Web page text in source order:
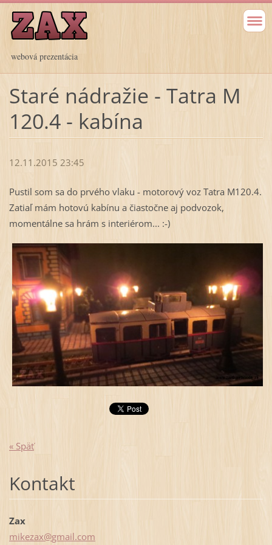
webová prezentácia
Staré nádražie - Tatra M
120.4 - kabína
12.11.2015 23:45
Pustil som sa do prvého vlaku - motorový voz Tatra M120.4.
Zatiaľ mám hotovú kabínu a čiastočne aj podvozok,
momentálne sa hrám s interiérom... :-)
« Späť
Kontakt
Zax
mikezax@gmail.com